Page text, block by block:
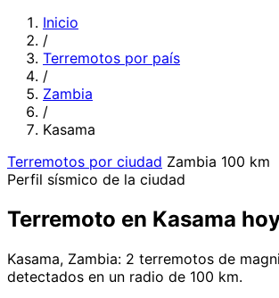
Inicio
/
Terremotos por país
/
Zambia
/
Kasama
Terremotos por ciudad Zambia 100 km
Perfil sísmico de la ciudad
Terremoto en Kasama
Kasama, Zambia: 2 terremotos de
detectados en un radio de 100 km.